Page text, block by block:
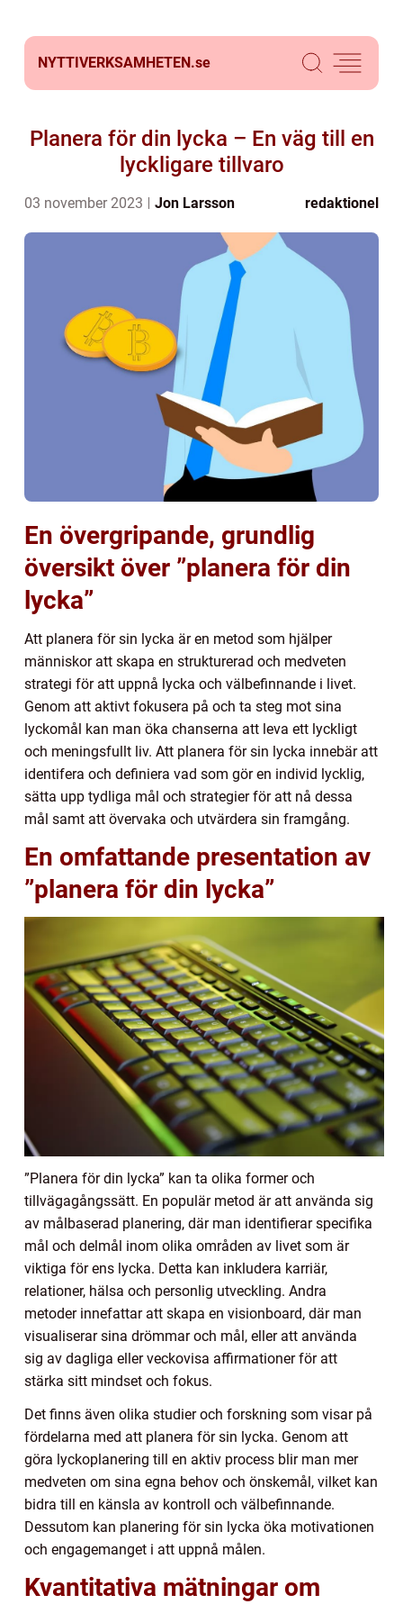
NYTTIVERKSAMHETEN.se
Planera för din lycka – En väg till en
lyckligare tillvaro
03 november 2023 Jon Larsson redaktionel
En övergripande, grundlig
översikt över ”planera för din
lycka”
Att planera för sin lycka är en metod som hjälper
människor att skapa en strukturerad och medveten
strategi för att uppnå lycka och välbefinnande i livet.
Genom att aktivt fokusera på och ta steg mot sina
lyckomål kan man öka chanserna att leva ett lyckligt
och meningsfullt liv. Att planera för sin lycka innebär att
identifera och definiera vad som gör en individ lycklig,
sätta upp tydliga mål och strategier för att nå dessa
mål samt att övervaka och utvärdera sin framgång.
En omfattande presentation av
”planera för din lycka”
”Planera för din lycka” kan ta olika former och
tillvägagångssätt. En populär metod är att använda sig
av målbaserad planering, där man identifierar specifika
mål och delmål inom olika områden av livet som är
viktiga för ens lycka. Detta kan inkludera karriär,
relationer, hälsa och personlig utveckling. Andra
metoder innefattar att skapa en visionboard, där man
visualiserar sina drömmar och mål, eller att använda
sig av dagliga eller veckovisa affirmationer för att
stärka sitt mindset och fokus.
Det finns även olika studier och forskning som visar på
fördelarna med att planera för sin lycka. Genom att
göra lyckoplanering till en aktiv process blir man mer
medveten om sina egna behov och önskemål, vilket kan
bidra till en känsla av kontroll och välbefinnande.
Dessutom kan planering för sin lycka öka motivationen
och engagemanget i att uppnå målen.
Kvantitativa mätningar om